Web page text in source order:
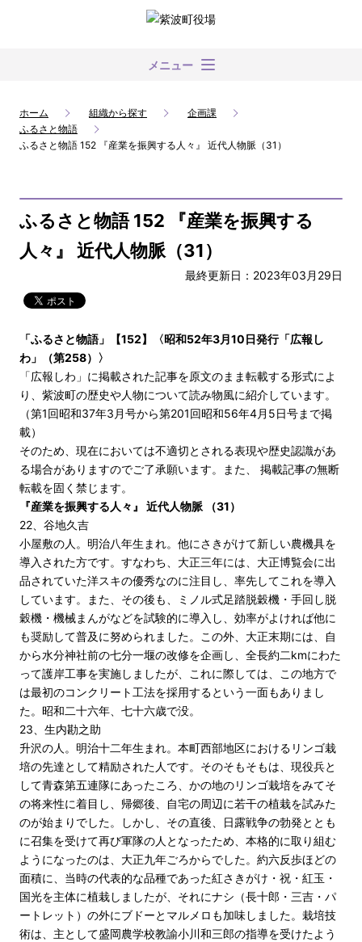
メニュー
ホーム 組織から探す
企画課
ふるさと物語
ふるさと物語 152 『産業を振興する人々』 近代人物脈（31）
ふるさと物語 152 『産業を振興する
人々』 近代人物脈（31）
最終更新日：2023年03月29日
「ふるさと物語」【152】〈昭和52年3月10日発行「広報し
わ」（第258）〉
「広報しわ」に掲載された記事を原文のまま転載する形式によ
り、紫波町の歴史や人物について読み物風に紹介しています。
（第1回昭和37年3月号から第201回昭和56年4月5日号まで掲
載）
そのため、現在においては不適切とされる表現や歴史認識があ
る場合がありますのでご了承願います。また、 掲載記事の無断
転載を固く禁じます。
『産業を振興する人々』 近代人物脈 （31）
22、谷地久吉
小屋敷の人。明治八年生まれ。他にさきがけて新しい農機具を
導入された方です。すなわち、大正三年には、大正博覧会に出
品されていた洋スキの優秀なのに注目し、率先してこれを導入
しています。また、その後も、ミノル式足踏脱穀機・手回し脱
穀機・機械まんがなどを試験的に導入し、効率がよければ他に
も奨励して普及に努められました。この外、大正末期には、自
から水分神社前の七分一堰の改修を企画し、全長約二kmにわた
って護岸工事を実施しましたが、これに際しては、この地方で
は最初のコンクリート工法を採用するという一面もありまし
た。昭和二十六年、七十六歳で没。
23、生内勘之助
升沢の人。明治十二年生まれ。本町西部地区におけるリンゴ栽
培の先達として精励された人です。そのそもそもは、現役兵と
して青森第五連隊にあったころ、かの地のリンゴ栽培をみてそ
の将来性に着目し、帰郷後、自宅の周辺に若干の植栽を試みた
のが始まりでした。しかし、その直後、日露戦争の勃発ととも
に召集を受けて再び軍隊の人となったため、本格的に取り組む
ようになったのは、大正九年ごろからでした。約六反歩ほどの
面積に、当時の代表的な品種であった紅さきがけ・祝・紅玉・
国光を主体に植栽しましたが、それにナシ（長十郎・三吉・パ
ートレット）の外にブドーとマルメロも加味しました。栽培技
術は、主として盛岡農学校教諭小川和三郎の指導を受けたよう